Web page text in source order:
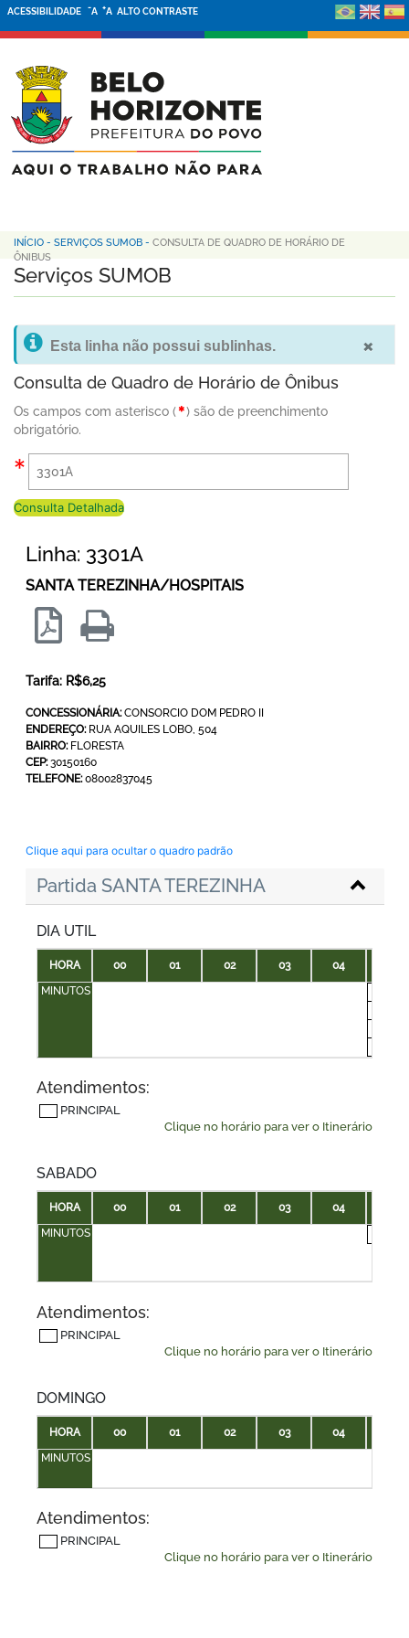
ACESSIBILIDADE -A +A ALTO CONTRASTE
INÍCIO - SERVIÇOS SUMOB - CONSULTA DE QUADRO DE HORÁRIO DE
ÔNIBUS
Serviços SUMOB
×
Esta linha não possui sublinhas.
Consulta de Quadro de Horário de Ônibus
Os campos com asterisco (
) são de preenchimento
obrigatório.
Consulta Detalhada
Linha: 3301A
SANTA TEREZINHA/HOSPITAIS
Tarifa: R$6,25
CONCESSIONÁRIA:CONSORCIO DOM PEDRO II
ENDEREÇO:RUA AQUILES LOBO, 504
BAIRRO:FLORESTA
CEP:30150160
TELEFONE:08002837045
Clique aqui para ocultar o quadro padrão
Partida SANTA TEREZINHA
DIA UTIL
HORA 00 01 02 03 04
MINUTOS
Atendimentos:
PRINCIPAL
Clique no horário para ver o Itinerário
SABADO
HORA 00 01 02 03 04
MINUTOS
Atendimentos:
PRINCIPAL
Clique no horário para ver o Itinerário
DOMINGO
HORA 00 01 02 03 04
MINUTOS
Atendimentos:
PRINCIPAL
Clique no horário para ver o Itinerário